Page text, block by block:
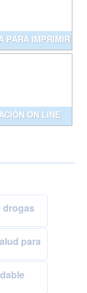
PARA IMPRIMIR
ON LINE
drogas
para